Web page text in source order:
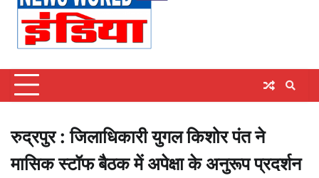
रुद्रपुर : जिलाधिकारी युगल किशोर पंत ने
मासिक स्टॉफ बैठक में अपेक्षा के अनुरूप प्रदर्शन